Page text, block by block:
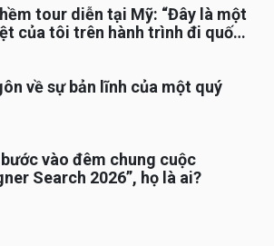
tour diễn tại Mỹ: “Đây là một
của tôi trên hành trình đi quốc
về sự bản lĩnh của một quý
vào đêm chung cuộc
Search 2026”, họ là ai?